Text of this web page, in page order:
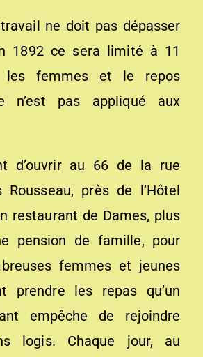
ne doit pas dépasser
1892 ce sera limité à 11
les femmes et le repos
n’est pas appliqué aux
d’ouvrir au 66 de la rue
Rousseau, près de l’Hôtel
restaurant de Dames, plus
pension de famille, pour
femmes et jeunes
prendre les repas qu’un
empêche de rejoindre
logis. Chaque jour, au